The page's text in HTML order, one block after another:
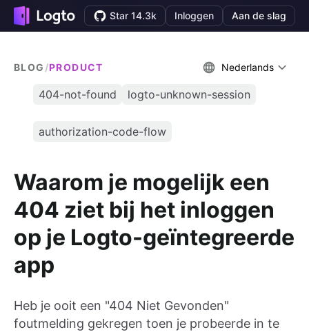
Star 14.3k Inloggen Aan de slag
BLOG /PRODUCT Nederlands
404-not-found logto-unknown-session
authorization-code-flow
Waarom je mogelijk een
404 ziet bij het inloggen
op je Logto-geïntegreerde
app
Heb je ooit een "404 Niet Gevonden"
foutmelding gekregen toen je probeerde in te